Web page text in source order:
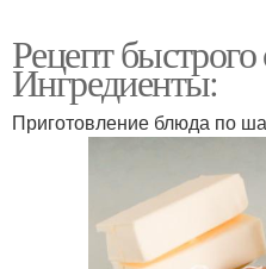
Рецепт быстрого
Ингредиенты:
Приготовление блюда по